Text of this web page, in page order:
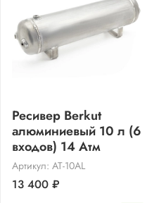
Ресивер Berkut
алюминиевый 10 л (6
входов) 14 Атм
Артикул: AT-10AL
13 400 ₽